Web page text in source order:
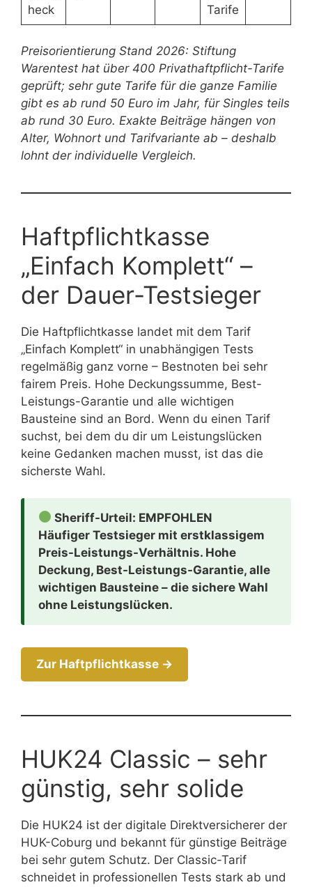
heck
Tarife
Preisorientierung Stand 2026: Stiftung
Warentest hat über 400 Privathaftpflicht-Tarife
geprüft; sehr gute Tarife für die ganze Familie
gibt es ab rund 50 Euro im Jahr, für Singles teils
ab rund 30 Euro. Exakte Beiträge hängen von
Alter, Wohnort und Tarifvariante ab – deshalb
lohnt der individuelle Vergleich.
Haftpflichtkasse
„Einfach Komplett“ –
der Dauer-Testsieger
Die Haftpflichtkasse landet mit dem Tarif
„Einfach Komplett“ in unabhängigen Tests
regelmäßig ganz vorne – Bestnoten bei sehr
fairem Preis. Hohe Deckungssumme, Best-
Leistungs-Garantie und alle wichtigen
Bausteine sind an Bord. Wenn du einen Tarif
suchst, bei dem du dir um Leistungslücken
keine Gedanken machen musst, ist das die
sicherste Wahl.
Sheriff-Urteil: EMPFOHLEN
Häufiger Testsieger mit erstklassigem
Preis-Leistungs-Verhältnis. Hohe
Deckung, Best-Leistungs-Garantie, alle
wichtigen Bausteine – die sichere Wahl
ohne Leistungslücken.
Zur Haftpflichtkasse →
HUK24 Classic – sehr
günstig, sehr solide
Die HUK24 ist der digitale Direktversicherer der
HUK-Coburg und bekannt für günstige Beiträge
bei sehr gutem Schutz. Der Classic-Tarif
schneidet in professionellen Tests stark ab und